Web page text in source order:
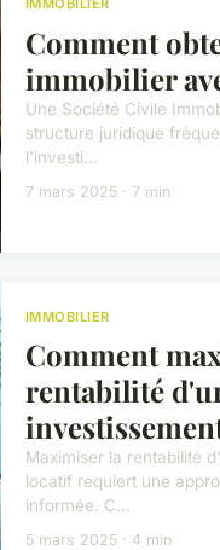
IMMOBILIER
Comment
immobilier
Une Société Civile
structure juridique
l'investi...
7 mars 2025 · 7 min
IMMOBILIER
Comment
rentabilité
Maximiser la rentabilité
locatif requiert une
informée. C...
5 mars 2025 · 4 min